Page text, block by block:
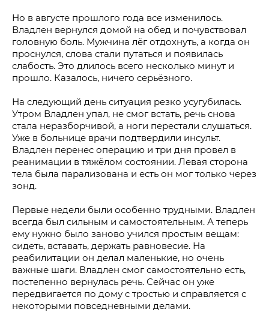
Но в августе прошлого года все изменилось.
Владлен вернулся домой на обед и почувствовал
головную боль. Мужчина лёг отдохнуть, а когда он
проснулся, слова стали путаться и появилась
слабость. Это длилось всего несколько минут и
прошло. Казалось, ничего серьёзного.
На следующий день ситуация резко усугубилась.
Утром Владлен упал, не смог встать, речь снова
стала неразборчивой, а ноги перестали слушаться.
Уже в больнице врачи подтвердили инсульт.
Владлен перенес операцию и три дня провел в
реанимации в тяжёлом состоянии. Левая сторона
тела была парализована и есть он мог только через
зонд.
Первые недели были особенно трудными. Владлен
всегда был сильным и самостоятельным. А теперь
ему нужно было заново учился простым вещам:
сидеть, вставать, держать равновесие. На
реабилитации он делал маленькие, но очень
важные шаги. Владлен смог самостоятельно есть,
постепенно вернулась речь. Сейчас он уже
передвигается по дому с тростью и справляется с
некоторыми повседневными делами.